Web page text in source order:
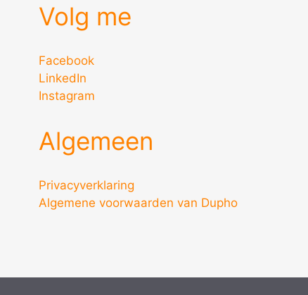
Volg me
Facebook
LinkedIn
Instagram
Algemeen
Privacyverklaring
Algemene voorwaarden van Dupho